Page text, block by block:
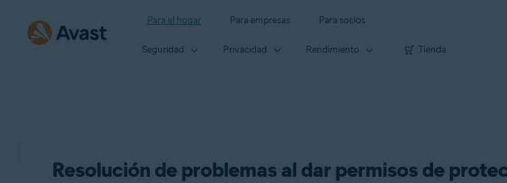
Para el hogar Para empresas Para socios
Seguridad Privacidad Rendimiento Tienda
Resolución de problemas al dar permisos de